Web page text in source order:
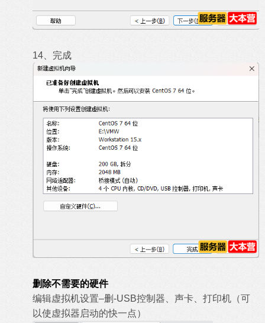
14、完成
删除不需要的硬件
编辑虚拟机设置–删-USB控制器、声卡、打印机（可
以使虚拟器启动的快一点）